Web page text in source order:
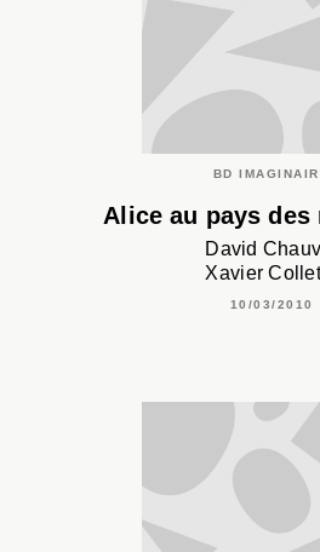
BD
Alice au pays des
David
Xavier
10/03/2010